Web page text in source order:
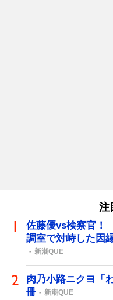
注
佐藤優vs検察官！
調室で対峙した因
新潮QUE
肉乃小路ニクヨ「
冊
新潮QUE